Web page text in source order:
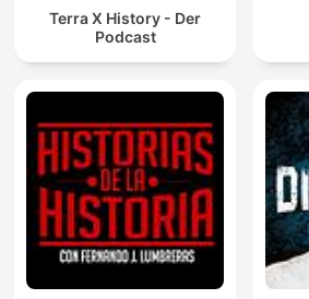
Terra X History - Der
Podcast